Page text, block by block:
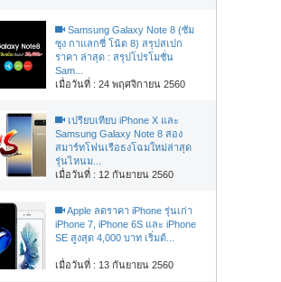
Samsung Galaxy Note 8 (ซัม
ซุง กาแลกซี่ โน้ต 8) สรุปสเปก
ราคา ล่าสุด : สรุปโปรโมชั่น
Sam...
เมื่อวันที่ : 24 พฤศจิกายน 2560
เปรียบเทียบ iPhone X และ
Samsung Galaxy Note 8 สอง
สมาร์ทโฟนเรือธงโฉมใหม่ล่าสุด
รุ่นไหนม...
เมื่อวันที่ : 12 กันยายน 2560
Apple ลดราคา iPhone รุ่นเก่า
iPhone 7, iPhone 6S และ iPhone
SE สูงสุด 4,000 บาท เริ่มต้...
เมื่อวันที่ : 13 กันยายน 2560